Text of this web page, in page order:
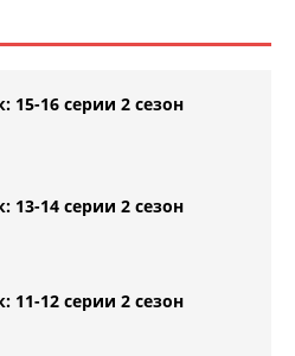
15-16 серии 2 сезон
13-14 серии 2 сезон
11-12 серии 2 сезон